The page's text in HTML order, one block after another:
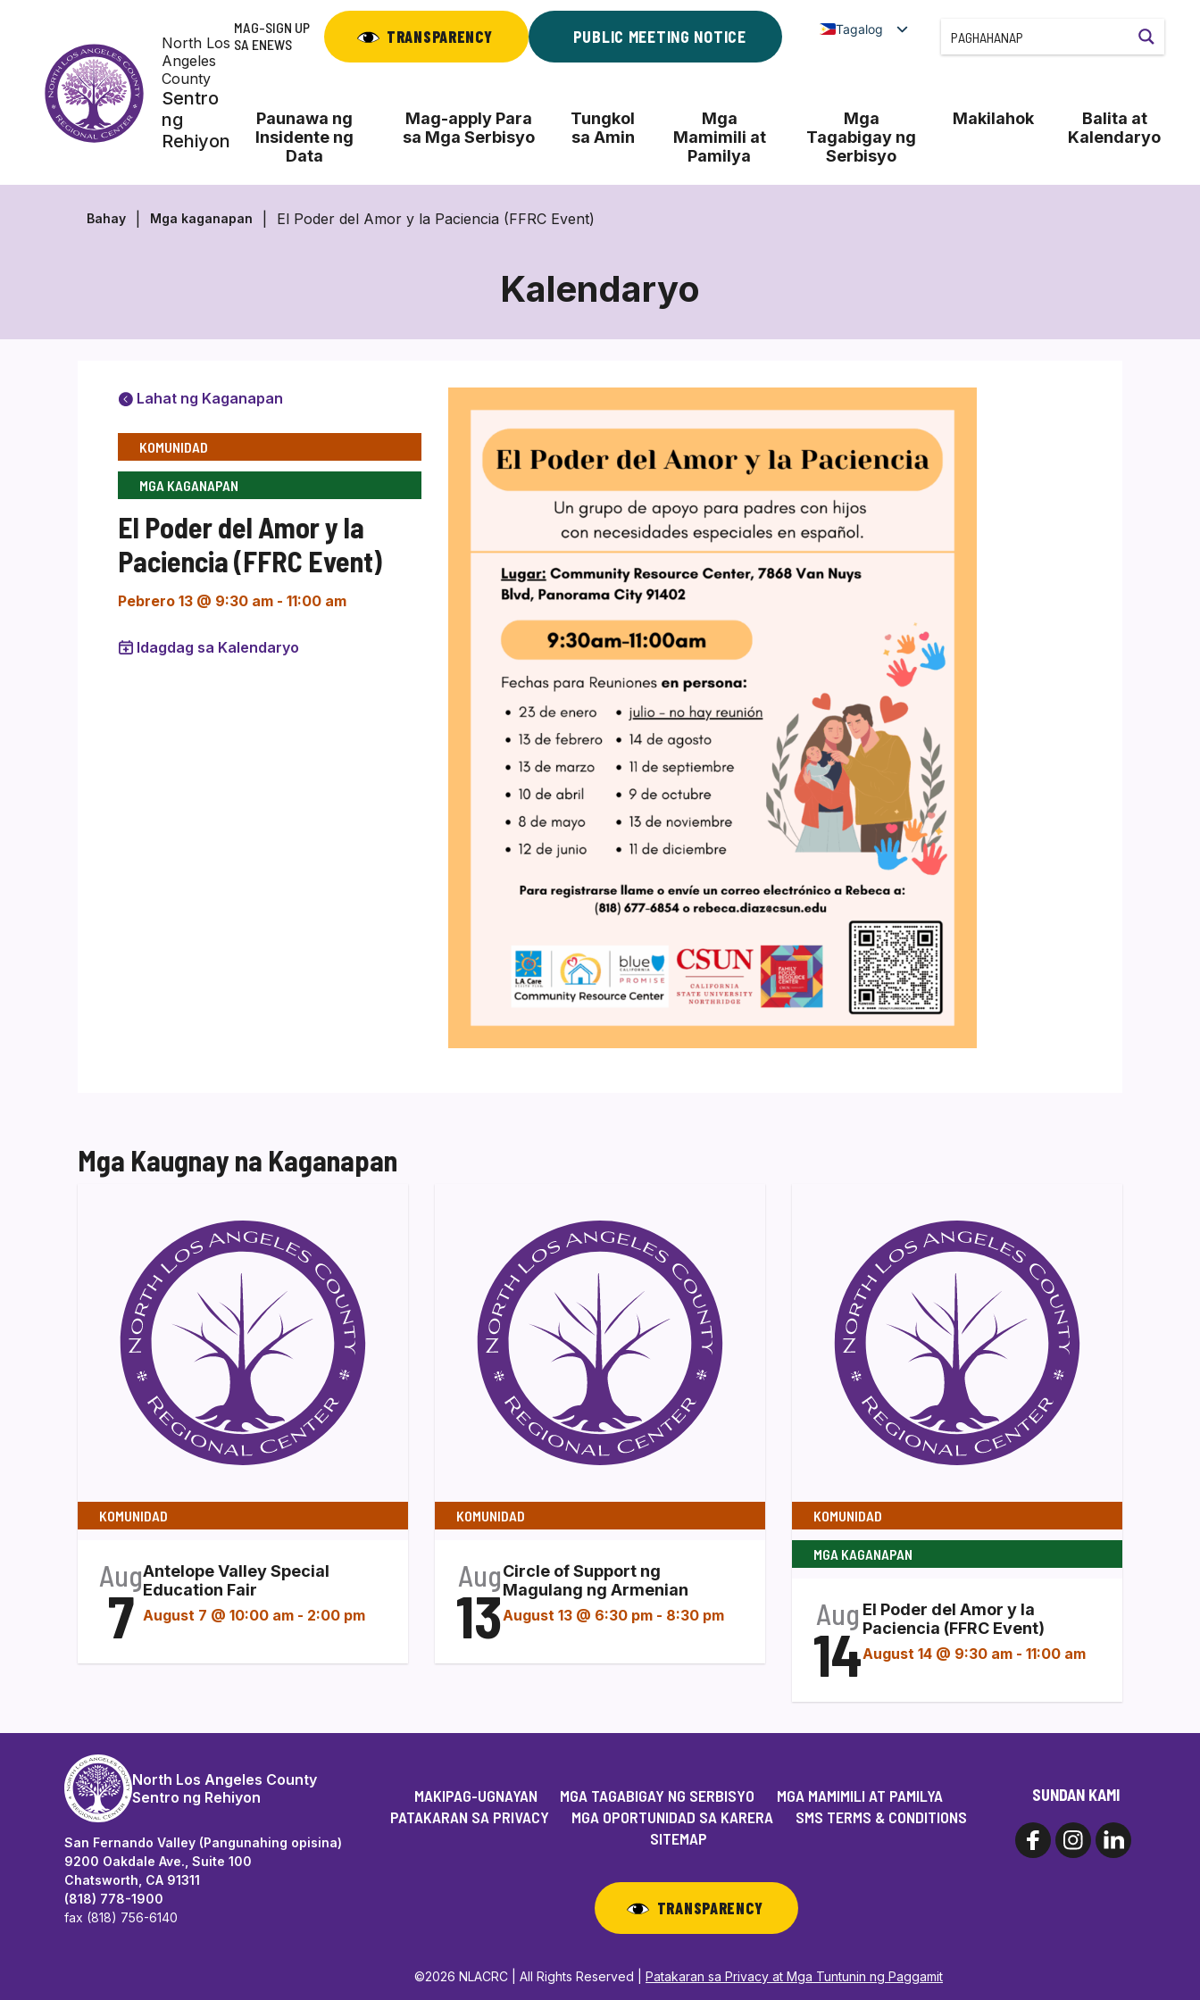
North Los
Angeles
County
Sentro
ng
Rehiyon
MAG-SIGN UP
SA ENEWS
TRANSPARENCY PUBLIC MEETING NOTICE Tagalog
Paunawa ng
Insidente ng
Data
Mag-apply Para
sa Mga Serbisyo
Tungkol
sa Amin
Mga
Mamimili at
Pamilya
Mga
Tagabigay ng
Serbisyo
Makilahok
Balita at
Kalendaryo
Bahay Mga kaganapan El Poder del Amor y la Paciencia (FFRC Event)
Kalendaryo
Lahat ng Kaganapan
KOMUNIDAD
MGA KAGANAPAN
El Poder del Amor y la
Paciencia (FFRC Event)
Pebrero 13 @ 9:30 am - 11:00 am
Idagdag sa Kalendaryo
Mga Kaugnay na Kaganapan
KOMUNIDAD
Aug
7
Antelope Valley Special
Education Fair
August 7 @ 10:00 am - 2:00 pm
KOMUNIDAD
Aug
13
Circle of Support ng
Magulang ng Armenian
August 13 @ 6:30 pm - 8:30 pm
KOMUNIDAD
MGA KAGANAPAN
Aug
14
El Poder del Amor y la
Paciencia (FFRC Event)
August 14 @ 9:30 am - 11:00 am
North Los Angeles County
Sentro ng Rehiyon
San Fernando Valley (Pangunahing opisina)
9200 Oakdale Ave., Suite 100
Chatsworth, CA 91311
(818) 778-1900
fax (818) 756-6140
MAKIPAG-UGNAYAN MGA TAGABIGAY NG SERBISYO
MGA MAMIMILI AT PAMILYA
PATAKARAN SA PRIVACY
MGA OPORTUNIDAD SA KARERA
SMS TERMS & CONDITIONS
SITEMAP
TRANSPARENCY
©2026 NLACRC | All Rights Reserved | Patakaran sa Privacy at Mga Tuntunin ng Paggamit
SUNDAN KAMI